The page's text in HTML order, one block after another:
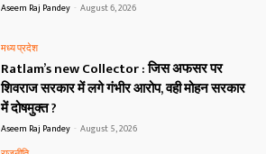
Aseem Raj Pandey - August 6, 2026
मध्य प्रदेश
Ratlam’s new Collector : जिस अफसर पर
शिवराज सरकार में लगे गंभीर आरोप, वही मोहन सरकार
में दोषमुक्त ?
Aseem Raj Pandey - August 5, 2026